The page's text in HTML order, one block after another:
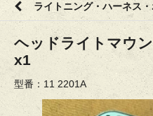
ライトニング・ハーネス
ヘッドライトマウ
x1
型番：11 2201A